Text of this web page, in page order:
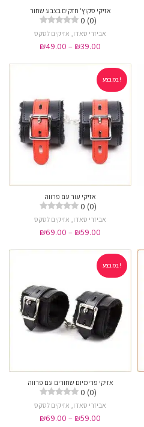
אזיקי סקוץ' חזקים בצבע שחור
0 (0)
אביזרי סאדו, אזיקים לסקס
₪39.00
–
₪49.00
במבצע!
אזיקי עור עם פרווה
0 (0)
אביזרי סאדו, אזיקים לסקס
₪59.00
–
₪69.00
במבצע!
אזיקי פרימיום שחורים עם פרווה
0 (0)
אביזרי סאדו, אזיקים לסקס
₪59.00
–
₪69.00